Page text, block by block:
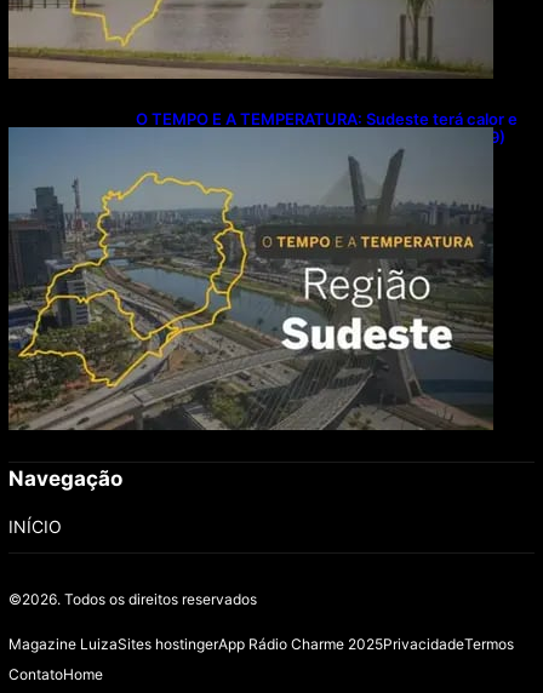
O TEMPO E A TEMPERATURA: Sudeste terá calor e
possibilidade de chuva isolada neste domingo (9)
Navegação
INÍCIO
©2026. Todos os direitos reservados
Magazine LuizaSites hostingerApp Rádio Charme 2025PrivacidadeTermos
ContatoHome